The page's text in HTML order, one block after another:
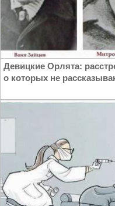
Девицкие Орлята:
о которых не